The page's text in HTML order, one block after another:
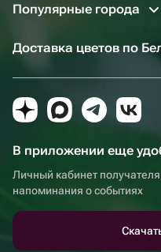
Популярные города
Доставка цветов по
В приложении еще
Личный кабинет
напоминания о событиях